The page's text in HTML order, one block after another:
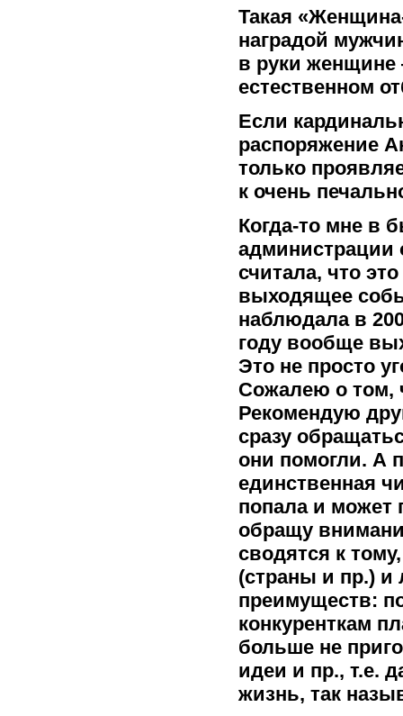
Такая
наградой
в руки
естественном
Если
распоряжение
только
к очень
Когда-то мне в
администрации
считала, что
выходящее
наблюдала в
году вообще
Это не просто
Сожалею о том,
Рекомендую
сразу
они помогли. А
единственная
попала и может
обращу
сводятся к
(страны и пр.) и
преимуществ:
конкуренткам
больше не
идеи и пр., т.е.
жизнь, так